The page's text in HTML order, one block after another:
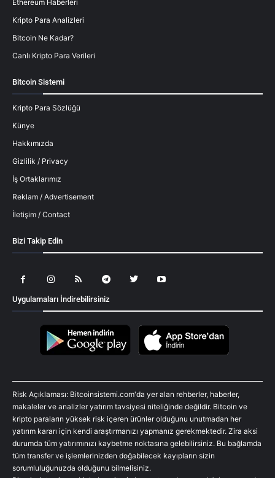
Ethereum Haberleri
Kripto Para Analizleri
Bitcoin Ne Kadar?
Canlı Kripto Para Verileri
Bitcoin Sistemi
Kripto Para Sözlüğü
Künye
Hakkımızda
Gizlilik / Privacy
İş Ortaklarımız
Reklam / Advertisement
İletişim / Contact
Bizi Takip Edin
Uygulamaları İndirebilirsiniz
Risk Açıklaması: Bitcoinsistemi.com'da yer alan rehberler, haberler,
makaleler ve analizler yatırım tavsiyesi niteliğinde değildir. Bitcoin ve
kripto paraların yüksek risk içeren ürünler olduğunu unutmadan her
yatırım kararı için kendi araştırmanızı yapmanız gerekmektedir. Zira aksi
durumda tüm yatırımınızı kaybetme noktasına gelebilirsiniz. Bu bağlamda
tüm transfer ve işlemlerinizden doğabilecek kayıpların sizin
sorumluluğunuzda olduğunu bilmelisiniz.